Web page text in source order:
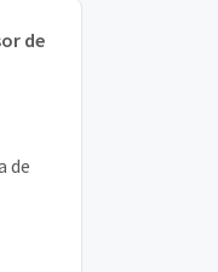
de
de